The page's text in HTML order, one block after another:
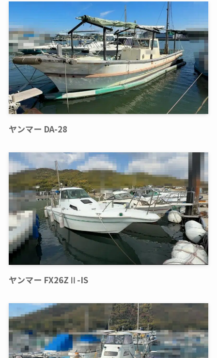
ヤンマー DA-28
ヤンマー FX26ZⅡ-IS